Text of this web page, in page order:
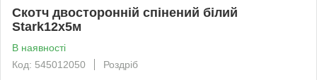
Скотч двосторонній спінений білий
Stark12х5м
В наявності
Код: 545012050
Роздріб